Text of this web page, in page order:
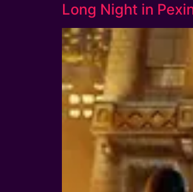
Long Night in